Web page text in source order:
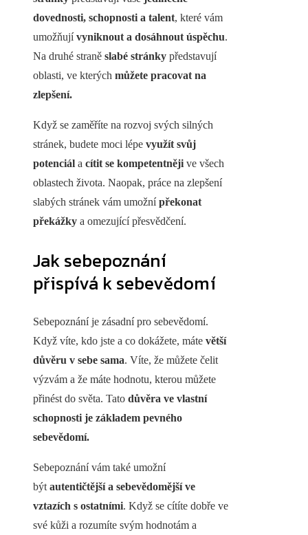
dovednosti, schopnosti a talent, které vám
umožňujívyniknout a dosáhnout úspěchu.
Na druhé straně slabé stránky představují
oblasti, ve kterých můžete pracovat na
zlepšení.
Když se zaměříte na rozvoj svých silných
stránek, budete moci lépe využít svůj
potenciál a cítit se kompetentněji ve všech
oblastech života. Naopak, práce na zlepšení
slabých stránek vám umožnípřekonat
překážky a omezující přesvědčení.
Jak sebepoznání
přispívá k sebevědomí
Sebepoznání je zásadní pro sebevědomí.
Když víte, kdo jste a co dokážete, máte větší
důvěru v sebe sama. Víte, že můžete čelit
výzvám a že máte hodnotu, kterou můžete
přinést do světa. Tato důvěra ve vlastní
schopnosti je základem pevného
sebevědomí.
Sebepoznání vám také umožní
být autentičtější a sebevědomější ve
vztazích s ostatními. Když se cítíte dobře ve
své kůži a rozumíte svým hodnotám a